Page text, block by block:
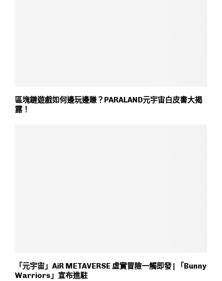
區塊鏈遊戲如何邊玩邊賺？PARALAND元宇宙白皮書大揭
露！
「元宇宙」AiR METAVERSE 虛實冒險一觸即發 | 「Bunny
Warriors」宣布進駐